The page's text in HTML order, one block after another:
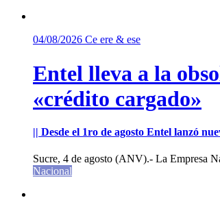
04/08/2026 Ce ere & ese
Entel lleva a la
«crédito cargado»
|| Desde el 1ro de agosto Entel lanzó
Sucre, 4 de agosto (ANV).- La Empresa
Nacional